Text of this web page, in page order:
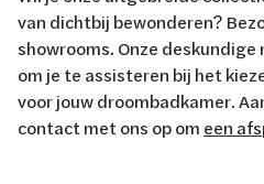
van dichtbij bewonderen?
showrooms. Onze
om je te assisteren bij het
voor jouw droombadkamer.
contact met ons op om een